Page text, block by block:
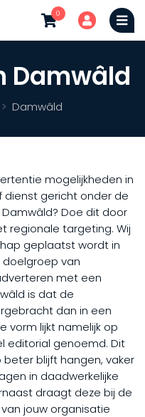
0
Damwâld
Damwâld
mogelijkheden in
dienst gericht onder de
Doe dit door
regionale targeting. Wij
geplaatst wordt in
van
met een
is dat de
dan in een
vorm lijkt namelijk op
editorial genoemd. Dit
blijft hangen, vaker
in daadwerkelijke
draagt deze bij de
jouw organisatie